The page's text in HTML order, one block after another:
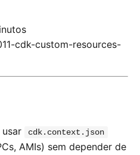
cdk-custom-resources-
cdk.context.json
AMIs) sem depender de